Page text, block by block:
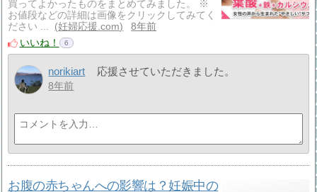
買ってよかったものをまとめてみました。 ※
お値段などの詳細は画像をクリックしてみてく
ださい ...
妊婦応援.com
8年前
いいね！
6
norikiart 応援させていただきました。
8年前
お腹の赤ちゃんへの影響は？妊娠中の